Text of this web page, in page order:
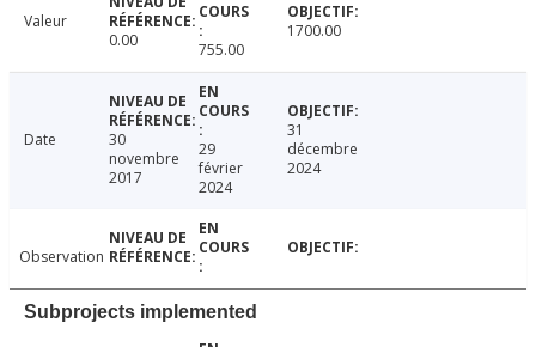
Valeur
0.00
755.00
1700.00
Date
30
novembre
2017
29
février
2024
31
décembre
2024
Observation
Subprojects implemented